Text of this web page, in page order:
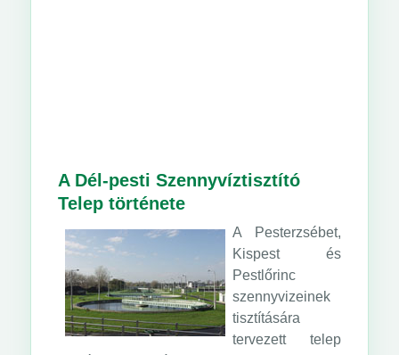
A Dél-pesti Szennyvíztisztító
Telep története
A Pesterzsébet,
Kispest és
Pestlőrinc
szennyvizeinek
tisztítására
tervezett telep